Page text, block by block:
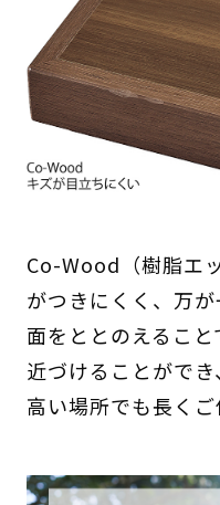
Co-Wood（樹脂エ
がつきにくく、万
面をととのえるこ
近づけることがで
高い場所でも長くご